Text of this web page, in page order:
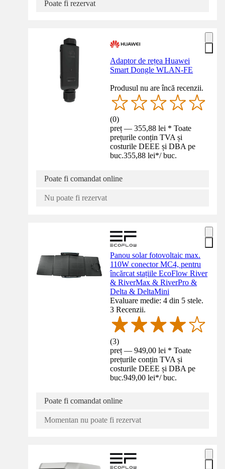
Poate fi rezervat
Adaptor de rețea Huawei
Smart Dongle WLAN-FE
Produsul nu are încă recenzii.
(0)
preț — 355,88 lei * Toate
prețurile conțin TVA și
costurile DEEE și DBA pe
buc.355,88 lei*/ buc.
Poate fi comandat online
Nu poate fi rezervat
Panou solar fotovoltaic max.
110W conector MC4, pentru
încărcat stațiile EcoFlow River
& RiverMax & RiverPro &
Delta & DeltaMini
Evaluare medie: 4 din 5 stele.
3 Recenzii.
(3)
preț — 949,00 lei * Toate
prețurile conțin TVA și
costurile DEEE și DBA pe
buc.949,00 lei*/ buc.
Poate fi comandat online
Momentan nu poate fi rezervat